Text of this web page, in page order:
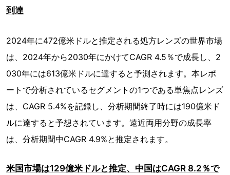
到達
2024年に472億米ドルと推定される処方レンズの世界市場
は、2024年から2030年にかけてCAGR 4.5％で成長し、2
030年には613億米ドルに達すると予測されます。本レポ
ートで分析されているセグメントの1つである単焦点レンズ
は、CAGR 5.4%を記録し、分析期間終了時には190億米ド
ルに達すると予想されています。遠近両用分野の成長率
は、分析期間中CAGR 4.9%と推定されます。
米国市場は129億米ドルと推定、中国はCAGR 8.2％で